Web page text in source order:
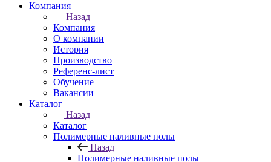
Компания
Назад
Компания
О компании
История
Производство
Референс-лист
Обучение
Вакансии
Каталог
Назад
Каталог
Полимерные наливные полы
Назад
Полимерные наливные полы